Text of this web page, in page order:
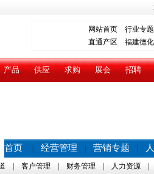
网站首页
行业专题
直通产区 福建德化
产品 供应 求购 展会 招聘
首页 经营管理 营销专题
客户管理 财务管理 人力资源